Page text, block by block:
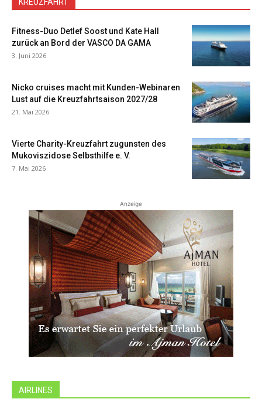
Fitness-Duo Detlef Soost und Kate Hall
zurück an Bord der VASCO DA GAMA
3. Juni 2026
Nicko cruises macht mit Kunden-Webinaren
Lust auf die Kreuzfahrtsaison 2027/28
21. Mai 2026
Vierte Charity-Kreuzfahrt zugunsten des
Mukoviszidose Selbsthilfe e. V.
7. Mai 2026
Anzeige
AIRLINES